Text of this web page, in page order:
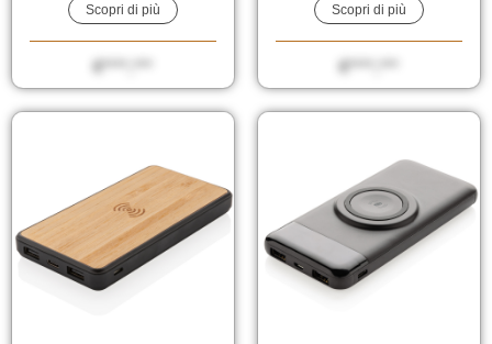
Scopri di più
€****,***
Scopri di più
€****,***